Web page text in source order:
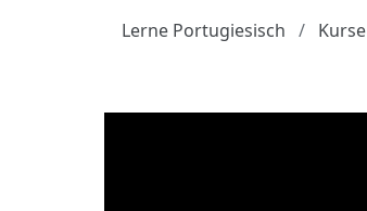
Lerne Portugiesisch
Kurse